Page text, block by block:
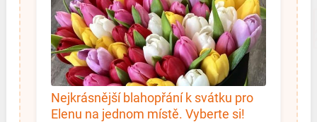
Nejkrásnější blahopřání k svátku pro
Elenu na jednom místě. Vyberte si!